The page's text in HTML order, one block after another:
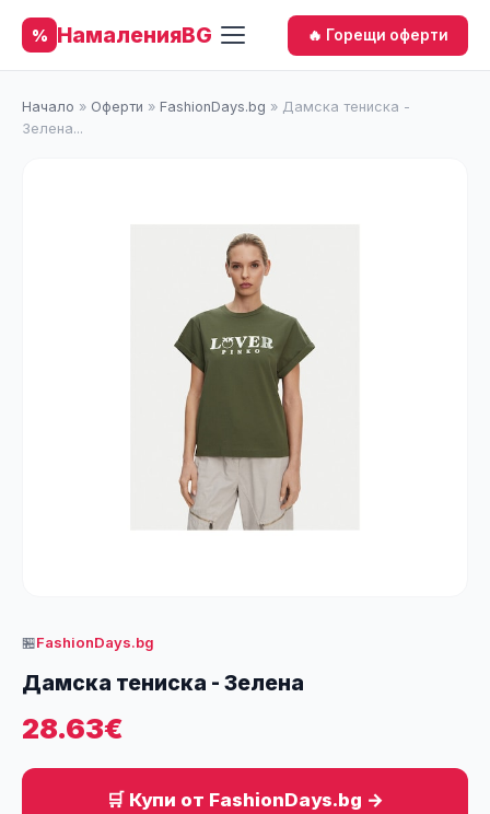
% НамаленияBG 🔥 Горещи оферти
Начало » Оферти » FashionDays.bg » Дамска тениска -
Зелена...
🏪FashionDays.bg
Дамска тениска - Зелена
28.63€
🛒 Купи от FashionDays.bg →